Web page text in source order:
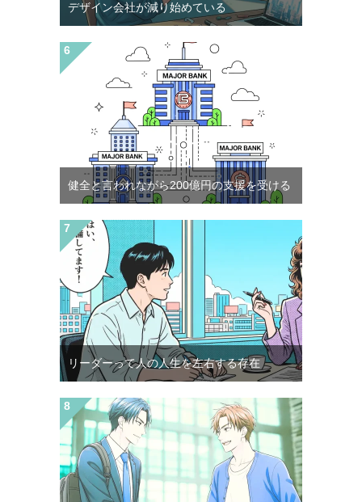
デザイン会社が減り始めている
健全と言われながら200億円の支援を受ける
リーダーって人の人生を左右する存在